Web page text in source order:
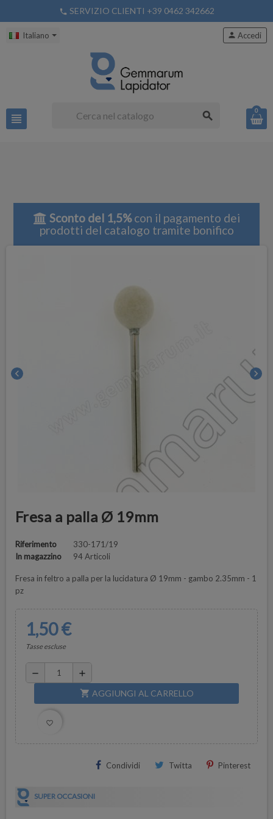
phone SERVIZIO CLIENTI +39 0462 342662
Italiano
view_headline search
person Accedi
0
Sconto del 1,5%con il pagamento dei
prodotti del catalogo tramite bonifico
chevron_left chevron_right
Fresa a palla Ø 19mm
Riferimento
330-171/19
In magazzino
94 Articoli
Fresa in feltro a palla per la lucidatura Ø 19mm - gambo 2.35mm - 1
pz
1,50 €
Tasse escluse
remove add
shopping_cart AGGIUNGI AL CARRELLO
favorite_border
Condividi Twitta Pinterest
SUPER OCCASIONI